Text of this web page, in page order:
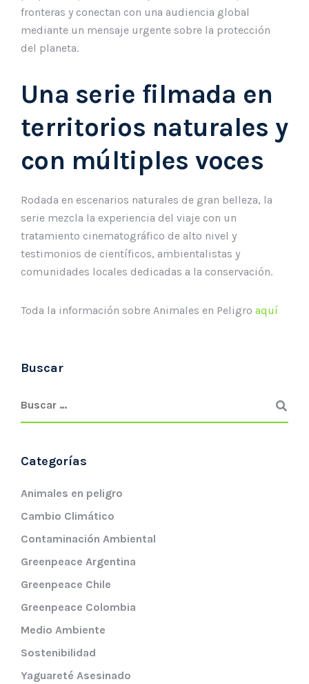
fronteras y conectan con una audiencia global
mediante un mensaje urgente sobre la protección
del planeta.
Una serie filmada en
territorios naturales y
con múltiples voces
Rodada en escenarios naturales de gran belleza, la
serie mezcla la experiencia del viaje con un
tratamiento cinematográfico de alto nivel y
testimonios de científicos, ambientalistas y
comunidades locales dedicadas a la conservación.
Toda la información sobre Animales en Peligro aquí
Buscar
Categorías
Animales en peligro
Cambio Climático
Contaminación Ambiental
Greenpeace Argentina
Greenpeace Chile
Greenpeace Colombia
Medio Ambiente
Sostenibilidad
Yaguareté Asesinado